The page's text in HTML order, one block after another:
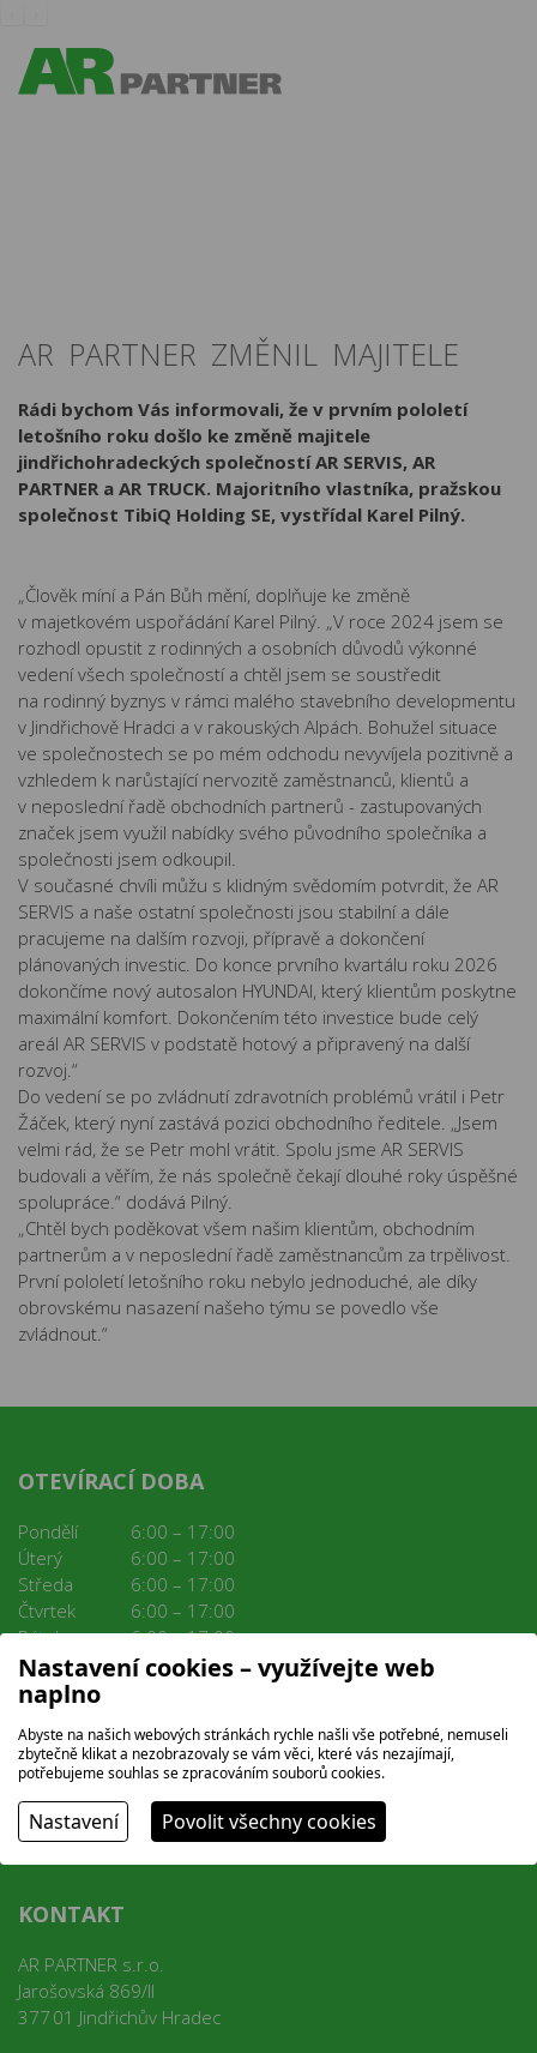
AR PARTNER ZMĚNIL MAJITELE
Rádi bychom Vás informovali, že v prvním pololetí
letošního roku došlo ke změně majitele
jindřichohradeckých společností AR SERVIS, AR
PARTNER a AR TRUCK. Majoritního vlastníka, pražskou
společnost TibiQ Holding SE, vystřídal Karel Pilný.
„Člověk míní a Pán Bůh mění, doplňuje ke změně
v majetkovém uspořádání Karel Pilný. „V roce 2024 jsem se
rozhodl opustit z rodinných a osobních důvodů výkonné
vedení všech společností a chtěl jsem se soustředit
na rodinný byznys v rámci malého stavebního developmentu
v Jindřichově Hradci a v rakouských Alpách. Bohužel situace
ve společnostech se po mém odchodu nevyvíjela pozitivně a
vzhledem k narůstající nervozitě zaměstnanců, klientů a
v neposlední řadě obchodních partnerů - zastupovaných
značek jsem využil nabídky svého původního společníka a
společnosti jsem odkoupil.
V současné chvíli můžu s klidným svědomím potvrdit, že AR
SERVIS a naše ostatní společnosti jsou stabilní a dále
pracujeme na dalším rozvoji, přípravě a dokončení
plánovaných investic. Do konce prvního kvartálu roku 2026
dokončíme nový autosalon HYUNDAI, který klientům poskytne
maximální komfort. Dokončením této investice bude celý
areál AR SERVIS v podstatě hotový a připravený na další
rozvoj.“
Do vedení se po zvládnutí zdravotních problémů vrátil i Petr
Žáček, který nyní zastává pozici obchodního ředitele. „Jsem
velmi rád, že se Petr mohl vrátit. Spolu jsme AR SERVIS
budovali a věřím, že nás společně čekají dlouhé roky úspěšné
spolupráce.“ dodává Pilný.
„Chtěl bych poděkovat všem našim klientům, obchodním
partnerům a v neposlední řadě zaměstnancům za trpělivost.
První pololetí letošního roku nebylo jednoduché, ale díky
obrovskému nasazení našeho týmu se povedlo vše
zvládnout.“
OTEVÍRACÍ DOBA
Pondělí
6:00 – 17:00
Úterý
6:00 – 17:00
Středa
6:00 – 17:00
Čtvrtek
6:00 – 17:00
Pátek
6:00 – 17:00
Sobota
8:00 – 12:00
Neděle
Více info o objednávání
KONTAKT
AR PARTNER s.r.o.
Jarošovská 869/II
377 01 Jindřichův Hradec
Nastavení cookies – využívejte web
naplno
Abyste na našich webových stránkách rychle našli vše potřebné, nemuseli
zbytečně klikat a nezobrazovaly se vám věci, které vás nezajímají,
potřebujeme souhlas se zpracováním souborů cookies.
Nastavení Povolit všechny cookies